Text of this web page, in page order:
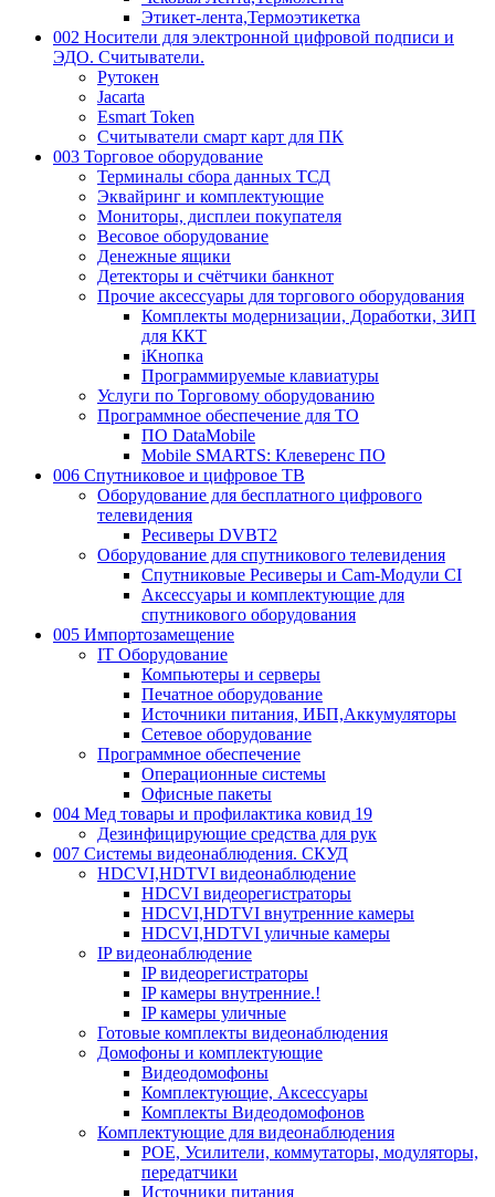
Этикет-лента,Термоэтикетка
002 Носители для электронной цифровой подписи и
ЭДО. Считыватели.
Рутокен
Jacarta
Esmart Token
Считыватели смарт карт для ПК
003 Торговое оборудование
Терминалы сбора данных ТСД
Эквайринг и комплектующие
Мониторы, дисплеи покупателя
Весовое оборудование
Денежные ящики
Детекторы и счётчики банкнот
Прочие аксессуары для торгового оборудования
Комплекты модернизации, Доработки, ЗИП
для ККТ
iКнопка
Программируемые клавиатуры
Услуги по Торговому оборудованию
Программное обеспечение для ТО
ПО DataMobile
Mobile SMARTS: Клеверенс ПО
006 Спутниковое и цифровое ТВ
Оборудование для бесплатного цифрового
телевидения
Ресиверы DVBT2
Оборудование для спутникового телевидения
Спутниковые Ресиверы и Cam-Модули CI
Аксессуары и комплектующие для
спутникового оборудования
005 Импортозамещение
IT Оборудование
Компьютеры и серверы
Печатное оборудование
Источники питания, ИБП,Аккумуляторы
Сетевое оборудование
Программное обеспечение
Операционные системы
Офисные пакеты
004 Мед товары и профилактика ковид 19
Дезинфицирующие средства для рук
007 Системы видеонаблюдения. СКУД
HDCVI,HDTVI видеонаблюдение
HDCVI видеорегистраторы
HDCVI,HDTVI внутренние камеры
HDCVI,HDTVI уличные камеры
IP видеонаблюдение
IP видеорегистраторы
IP камеры внутренние.!
IP камеры уличные
Готовые комплекты видеонаблюдения
Домофоны и комплектующие
Видеодомофоны
Комплектующие, Аксессуары
Комплекты Видеодомофонов
Комплектующие для видеонаблюдения
POE, Усилители, коммутаторы, модуляторы,
передатчики
Источники питания